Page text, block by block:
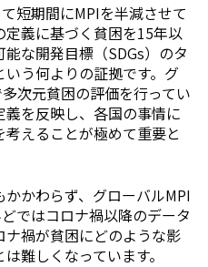
短期間にMPIを半減させて
義に基づく貧困を15年以
な開発目標（SDGs）のタ
う何よりの証拠です。グ
次元貧困の評価を行ってい
を反映し、各国の事情に
えることが極めて重要と
かわらず、グローバルMPI
ではコロナ禍以降のデータ
禍が貧困にどのような影
難しくなっています。